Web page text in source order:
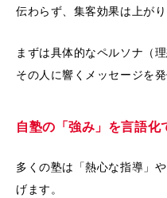
伝わらず、集客効果は上がり
まずは具体的なペルソナ（
その人に響くメッセージを
自塾の「強み」を言語化
多くの塾は「熱心な指導」
げます。